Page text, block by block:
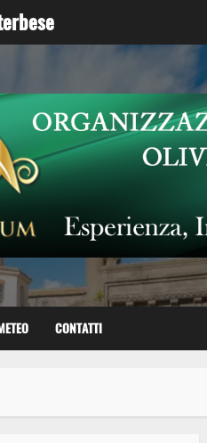
CONTATTI